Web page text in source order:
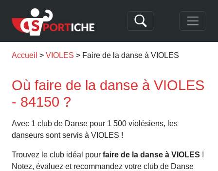
Accueil VIOLES Faire de la danse à VIOLES
Où faire de la danse à VIOLES
- 84150 ?
Avec 1 club de Danse pour 1 500 violésiens, les
danseurs sont servis à VIOLES !
Trouvez le club idéal pour faire de la danse à VIOLES !
Notez, évaluez et recommandez votre club de Danse